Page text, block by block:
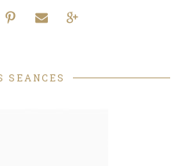
SEANCES